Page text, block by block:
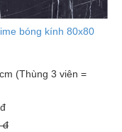
bóng kính 80x80
(Thùng 3 viên =
đ